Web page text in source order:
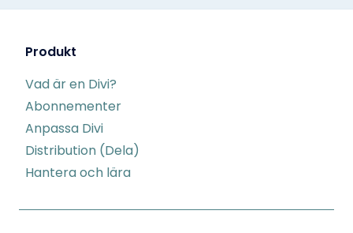
Produkt
Vad är en Divi?
Abonnementer
Anpassa Divi
Distribution (Dela)
Hantera och lära